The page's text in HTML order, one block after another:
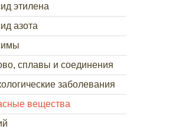
этилена
азота
сплавы и соединения
заболевания
вещества